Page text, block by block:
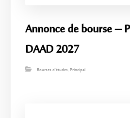
Annonce de bourse –
DAAD 2027
Bourses d'études,Principal